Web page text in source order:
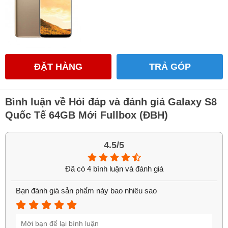
Những lợi ích khi mua Galaxy S8 Quốc
1. Chất lượng kiểm định:Tất cả sản phẩm sau khi được
nhập về đểu phải trải qua khâu kiểm định kĩ càng bởi đội
ngũ tester chuyên nghiệp dày dặn kinh nghiệm. Mọi tính
năng - chức năng của máy đều được kiểm định nghiêm
ngặt, đảm bảo chúng hoạt động ổn định.
ĐẶT HÀNG TRẢ GÓP
Bình luận về Hỏi đáp và đánh giá Galaxy S8
Quốc Tế 64GB Mới Fullbox (ĐBH)
4.5/5
Đã có 4 bình luận và đánh giá
Bạn đánh giá sản phẩm này bao nhiêu sao